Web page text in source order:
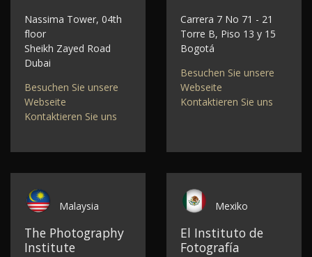
Nassima Tower, 04th
floor
Sheikh Zayed Road
Dubai
Besuchen Sie unsere
Webseite
Kontaktieren Sie uns
Carrera 7 No 71 - 21
Torre B, Piso 13 y 15
Bogotá
Besuchen Sie unsere
Webseite
Kontaktieren Sie uns
Malaysia
The Photography
Institute
Mexiko
El Instituto de
Fotografía